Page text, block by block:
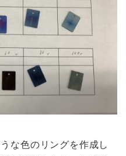
な色のリングを作成し